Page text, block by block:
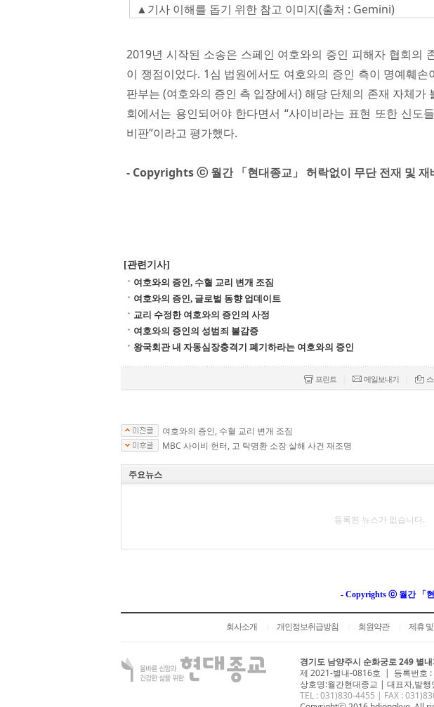
▲기사 이해를 돕기 위한 참고 이미지(출처 : Gemini)
2019년 시작된 소송은 스페인 여호와의 증인 피해자 협회의
이 쟁점이었다. 1심 법원에서도 여호와의 증인 측이 명예훼
판부는 (여호와의 증인 측 입장에서) 해당 단체의 존재 자체가
회에서는 용인되어야 한다면서 “사이비라는 표현 또한 신도
비판”이라고 평가했다.
- Copyrights ⓒ 월간 「현대종교」 허락없이 무단 전재 및 재
[관련기사]
여호와의 증인, 수혈 교리 변개 조짐
여호와의 증인, 글로벌 동향 업데이트
교리 수정한 여호와의 증인의 사정
여호와의 증인의 성범죄 불감증
왕국회관 내 자동심장충격기 폐기하라는 여호와의 증인
프린트 메일보내기
여호와의 증인, 수혈 교리 변개 조짐
MBC 사이비 헌터, 고 탁명환 소장 살해 사건 재조명
주요뉴스
등록된 뉴스가 없습니다.
- Copyrights ⓒ 월간 「
회사소개 개인정보취급방침 회원약관 제휴
경기도 남양주시 순화궁로 249 별
제 2021-별내-0816호 | 등록번호
상호명:월간현대종교 | 대표자,발
TEL : 031)830-4455 | FAX :